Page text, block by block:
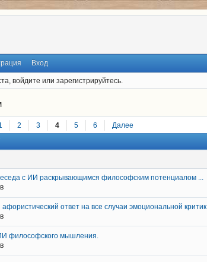
Вход
войдите или зарегистрируйтесь.
2 3 4 5 6 Далее
с ИИ раскрывающимся философским потенциалом ...
ответ на все случаи эмоциональной критик
философского мышления.